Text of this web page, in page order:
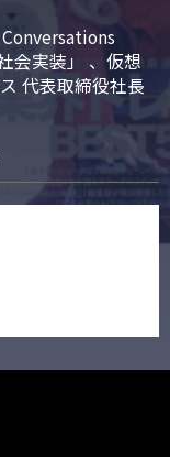
会実装」 、仮想
代表取締役社長